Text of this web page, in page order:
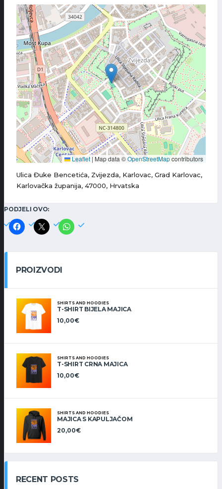
Leaflet | Map data ©OpenStreetMapcontributors
Ulica Đuke Bencetića, Zvijezda, Karlovac, Grad Karlovac,
Karlovačka županija, 47000, Hrvatska
PODJELI OVO:
PROIZVODI
SHIRTS AND HOODIES
T-SHIRT BIJELA MAJICA
10,00€
SHIRTS AND HOODIES
T-SHIRT CRNA MAJICA
10,00€
SHIRTS AND HOODIES
MAJICA S KAPULJAČOM
20,00€
RECENT POSTS